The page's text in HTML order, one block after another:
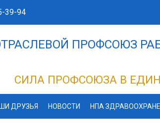
39-94
ПРОФСОЮЗ
СИЛА ПРОФСОЮЗА В
ДРУЗЬЯ НОВОСТИ НПА